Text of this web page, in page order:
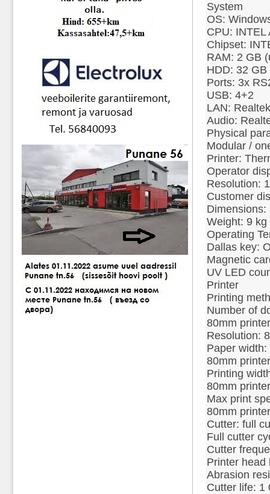
System
OS:
CPU: INTEL
Chipset:
RAM: 2 GB
HDD: 32 GB
Ports: 3x
USB: 4+2
LAN:
Audio:
Physical
Modular /
Printer:
Operator
Resolution:
Customer
Weight: 9 kg
Operating
Dallas key:
Magnetic
UV LED
Printer
Printing
Number of
80mm
Resolution:
Paper
80mm
Printing
80mm
Max print
80mm
Cutter: full
Full cutter
Cutter
Printer head
Abrasion
Cutter life: